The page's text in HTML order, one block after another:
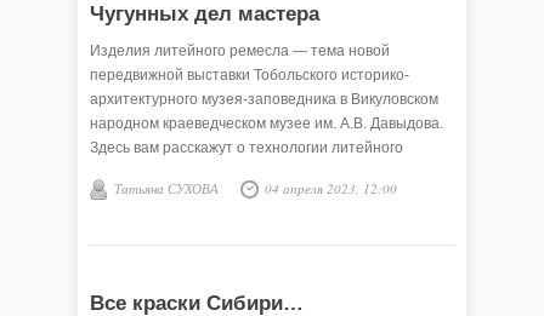
Чугунных дел мастера
Изделия литейного ремесла — тема новой
передвижной выставки Тобольского историко-
архитектурного музея-заповедника в Викуловском
народном краеведческом музее им. А.В. Давыдова.
Здесь вам расскажут о технологии литейного
легендарных литейных заводах.
Татьяна СУХОВА 04 апреля 2023, 12:00
Все краски Сибири…